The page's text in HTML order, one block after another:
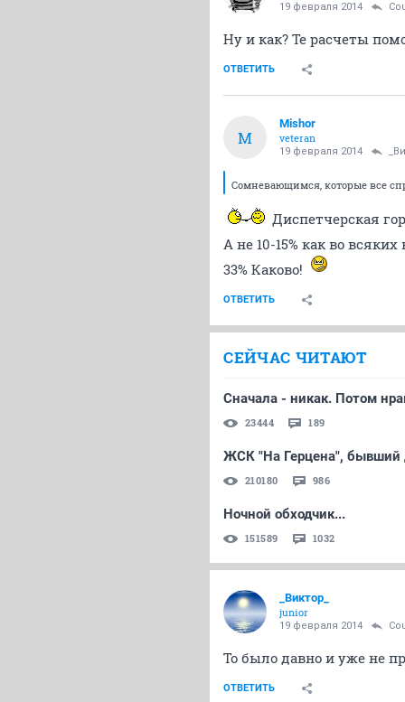
19 февраля 2014
Ну и как? Те расчеты
ОТВЕТИТЬ
M
Mishor
veteran
19 февраля 2014
Сомневающимся, которые все
Диспетчерская
А не 10-15% как во
33% Каково!
ОТВЕТИТЬ
СЕЙЧАС ЧИТАЮТ
Сначала - никак. Потом
23444 189
ЖСК "На Герцена", бывший
210180 986
Ночной обходчик...
151589 1032
_Виктор_
juniоr
19 февраля 2014
То было давно и уже не
ОТВЕТИТЬ